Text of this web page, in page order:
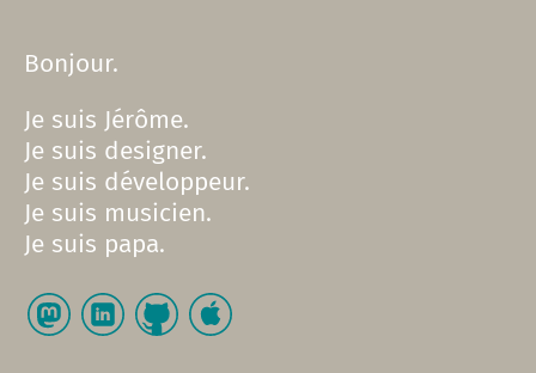
Bonjour.
Je suis Jérôme.
Je suis designer.
Je suis développeur.
Je suis musicien.
Je suis papa.